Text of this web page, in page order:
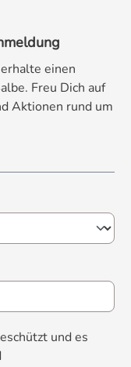
einen
Freu Dich auf
Aktionen rund um
und es